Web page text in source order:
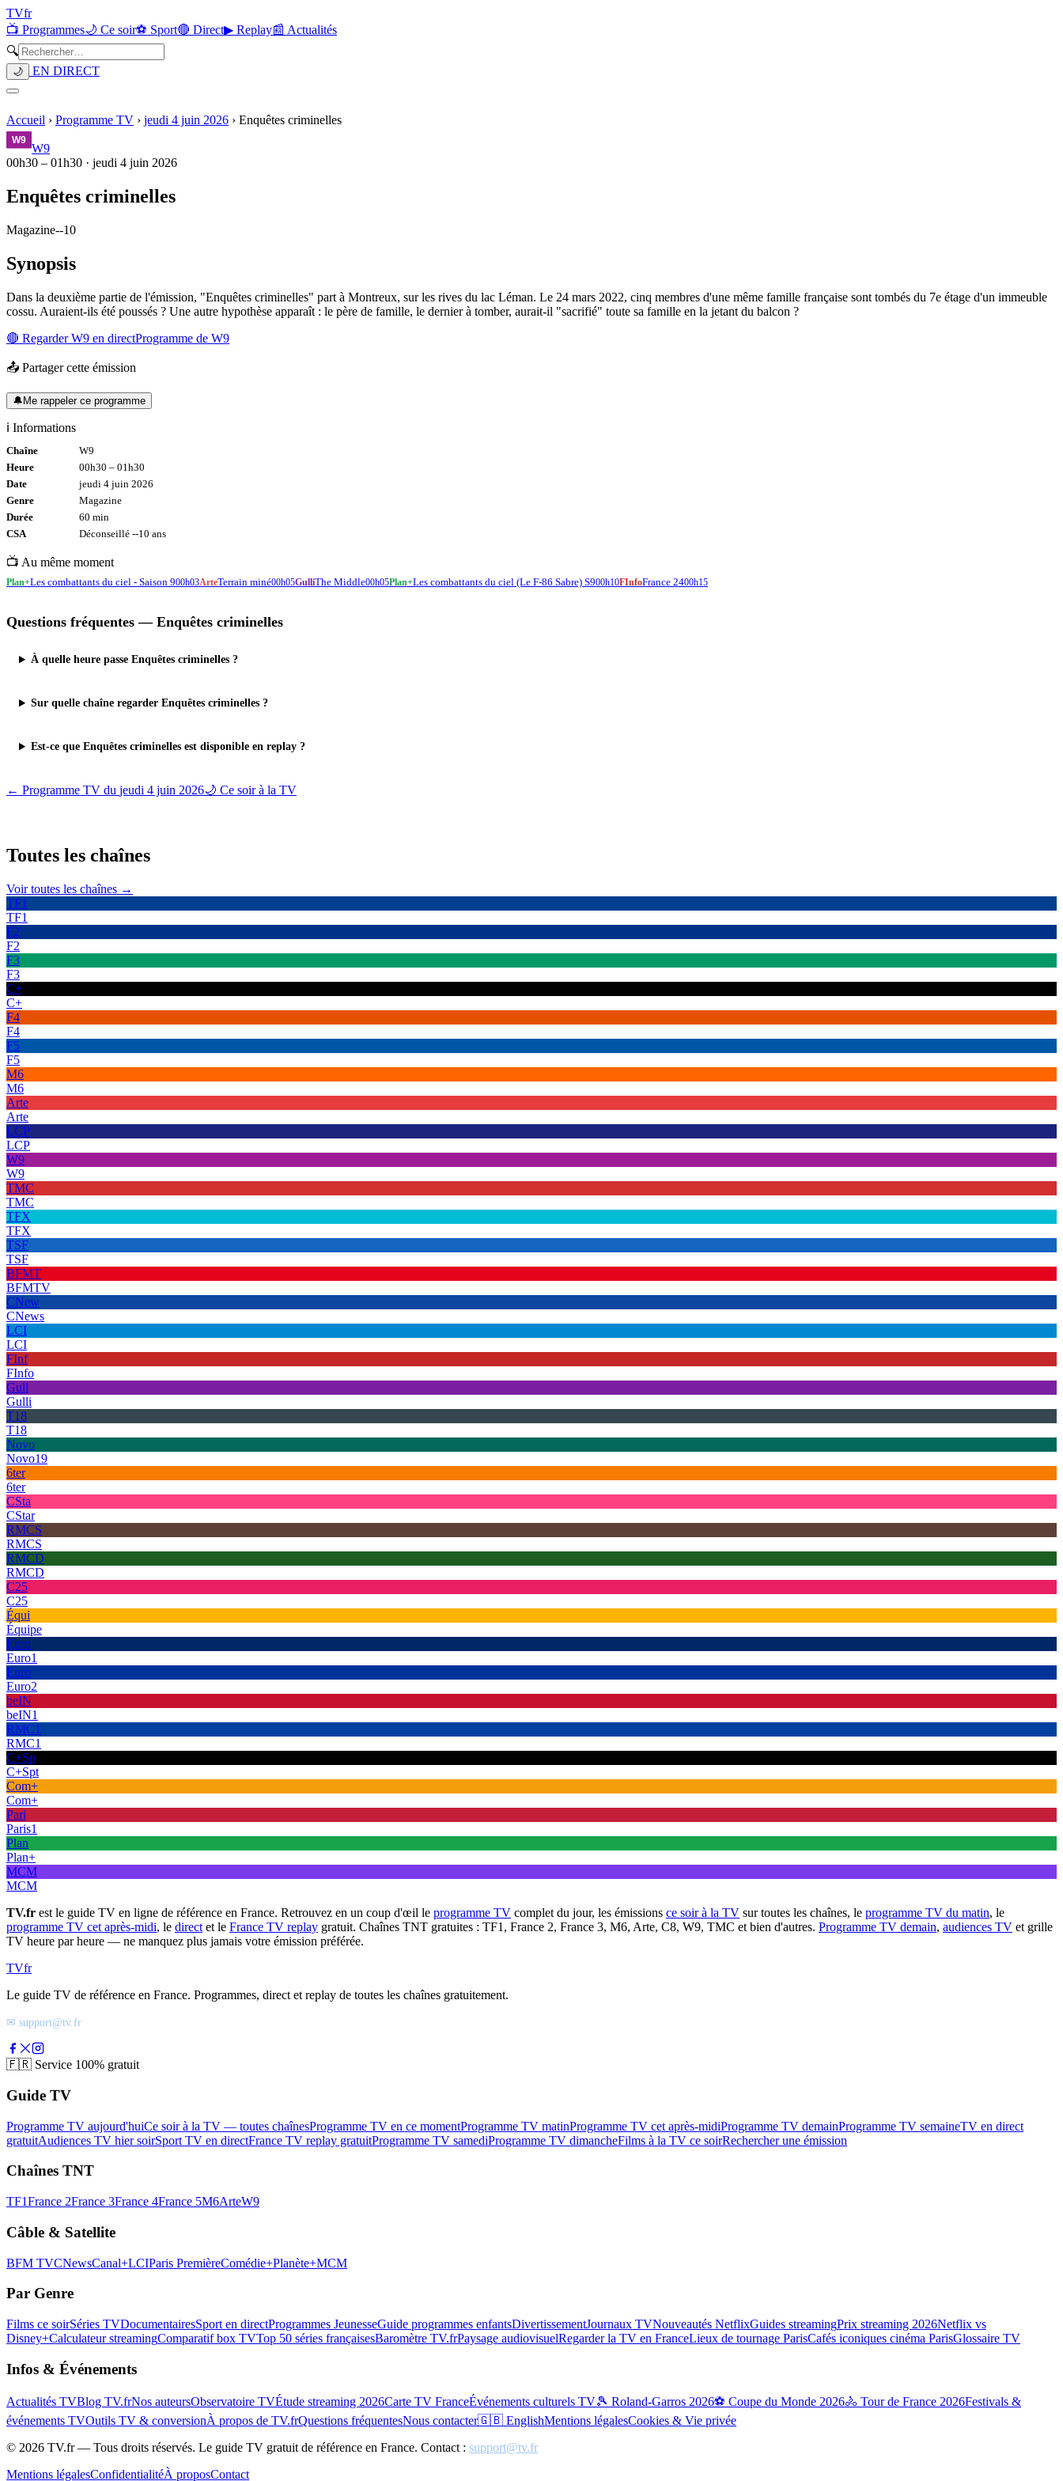
TVfr
📺 Programmes🌙 Ce soir⚽ Sport🔴 Direct▶ Replay📰 Actualités
🔍
🌙 EN DIRECT
Accueil › Programme TV › jeudi 4 juin 2026 › Enquêtes criminelles
W9
00h30 – 01h30 · jeudi 4 juin 2026
Enquêtes criminelles
Magazine--10
Synopsis
Dans la deuxième partie de l'émission, "Enquêtes criminelles" part à Montreux, sur les rives du lac Léman. Le 24 mars 2022, cinq membres d'une même famille française sont tombés du 7e étage d'un immeuble
cossu. Auraient-ils été poussés ? Une autre hypothèse apparaît : le père de famille, le dernier à tomber, aurait-il "sacrifié" toute sa famille en la jetant du balcon ?
🔴 RegarderW9 en directProgramme de W9
📤 Partager cette émission
🔔Me rappeler ce programme
ℹ️ Informations
Chaîne
W9
Heure
00h30 – 01h30
Date
jeudi 4 juin 2026
Genre
Magazine
Durée
60 min
CSA
Déconseillé --10 ans
📺 Au même moment
Plan+Les combattants du ciel - Saison 900h03ArteTerrain miné00h05GulliThe Middle00h05Plan+Les combattants du ciel (Le F-86 Sabre) S900h10FInfoFrance 2400h15
Questions fréquentes — Enquêtes criminelles
À quelle heure passe Enquêtes criminelles ?
Sur quelle chaîne regarder Enquêtes criminelles ?
Est-ce que Enquêtes criminelles est disponible en replay ?
← Programme TV du jeudi 4 juin 2026🌙 Ce soir à la TV
Toutes les chaînes
Voir toutes les chaînes →
TF1
TF1
F2
F2
F3
F3
C+
C+
F4
F4
F5
F5
M6
M6
Arte
Arte
LCP
LCP
W9
W9
TMC
TMC
TFX
TFX
TSF
TSF
BFMT
BFMTV
CNew
CNews
LCI
LCI
FInf
FInfo
Gull
Gulli
T18
T18
Novo
Novo19
6ter
6ter
CSta
CStar
RMCS
RMCS
RMCD
RMCD
C25
C25
Équi
Équipe
Euro
Euro1
Euro
Euro2
beIN
beIN1
RMC1
RMC1
C+Sp
C+Spt
Com+
Com+
Pari
Paris1
Plan
Plan+
MCM
MCM
TV.fr est le guide TV en ligne de référence en France. Retrouvez en un coup d'œil le programme TV complet du jour, les émissions ce soir à la TV sur toutes les chaînes, le programme TV du matin, le
programme TV cet après-midi, le direct et le France TV replay gratuit. Chaînes TNT gratuites : TF1, France 2, France 3, M6, Arte, C8, W9, TMC et bien d'autres. Programme TV demain, audiences TV et grille
TV heure par heure — ne manquez plus jamais votre émission préférée.
TVfr
Le guide TV de référence en France. Programmes, direct et replay de toutes les chaînes gratuitement.
✉ support@tv.fr
🇫🇷 Service 100% gratuit
Guide TV
Programme TV aujourd'huiCe soir à la TV — toutes chaînesProgramme TV en ce momentProgramme TV matinProgramme TV cet après-midiProgramme TV demainProgramme TV semaineTV en direct
gratuitAudiences TV hier soirSport TV en directFrance TV replay gratuitProgramme TV samediProgramme TV dimancheFilms à la TV ce soirRechercher une émission
Chaînes TNT
TF1France 2France 3France 4France 5M6ArteW9
Câble & Satellite
BFM TVCNewsCanal+LCIParis PremièreComédie+Planète+MCM
Par Genre
Films ce soirSéries TVDocumentairesSport en directProgrammes JeunesseGuide programmes enfantsDivertissementJournaux TVNouveautés NetflixGuides streamingPrix streaming 2026Netflix vs
Disney+Calculateur streamingComparatif box TVTop 50 séries françaisesBaromètre TV.frPaysage audiovisuelRegarder la TV en FranceLieux de tournage ParisCafés iconiques cinéma ParisGlossaire TV
Infos & Événements
Actualités TVBlog TV.frNos auteursObservatoire TVÉtude streaming 2026Carte TV FranceÉvénements culturels TV🎾 Roland-Garros 2026⚽ Coupe du Monde 2026🚴 Tour de France 2026Festivals &
événements TVOutils TV & conversionÀ propos de TV.frQuestions fréquentesNous contacter🇬🇧 EnglishMentions légalesCookies & Vie privée
© 2026 TV.fr — Tous droits réservés. Le guide TV gratuit de référence en France. Contact : support@tv.fr
Mentions légalesConfidentialitéÀ proposContact